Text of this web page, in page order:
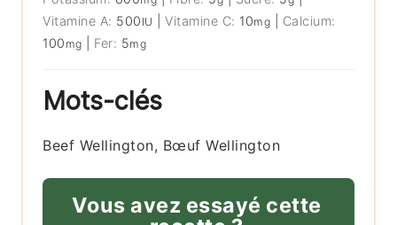
Vitamine A: 500 IU |Vitamine C: 10mg
Calcium:
100 mg Fer: 5mg
Mots-clés
Beef Wellington, Bœuf Wellington
Vous avez essayé cette